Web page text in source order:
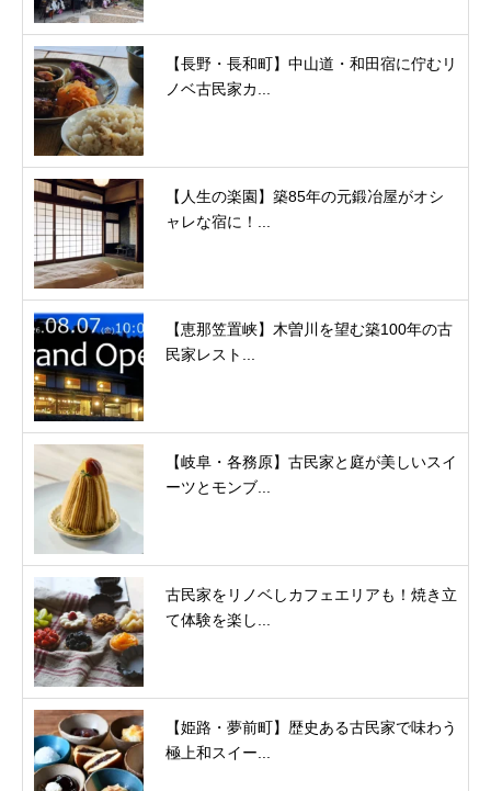
【長野・長和町】中山道・和田宿に佇むリ
ノベ古民家カ...
【人生の楽園】築85年の元鍛冶屋がオシ
ャレな宿に！...
【恵那笠置峡】木曽川を望む築100年の古
民家レスト...
【岐阜・各務原】古民家と庭が美しいスイ
ーツとモンブ...
古民家をリノベしカフェエリアも！焼き立
て体験を楽し...
【姫路・夢前町】歴史ある古民家で味わう
極上和スイー...